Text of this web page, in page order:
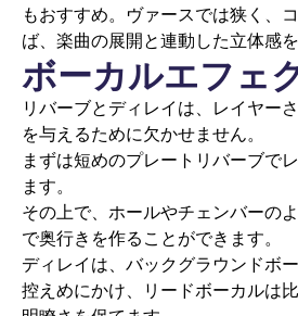
もおすすめ。ヴァースでは狭く、
ば、楽曲の展開と連動した立体感を
ボーカルエフェ
リバーブとディレイは、レイヤー
を与えるために欠かせません。
まずは短めのプレートリバーブで
ます。
その上で、ホールやチェンバーの
で奥行きを作ることができます。
ディレイは、バックグラウンドボ
控えめにかけ、リードボーカルは